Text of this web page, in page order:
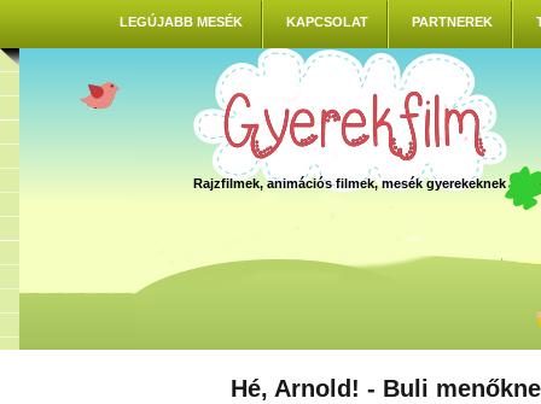
LEGÚJABB MESÉK KAPCSOLAT PARTNEREK
Rajzfilmek, animációs filmek, mesék gyerekeknek
Hé, Arnold! - Buli